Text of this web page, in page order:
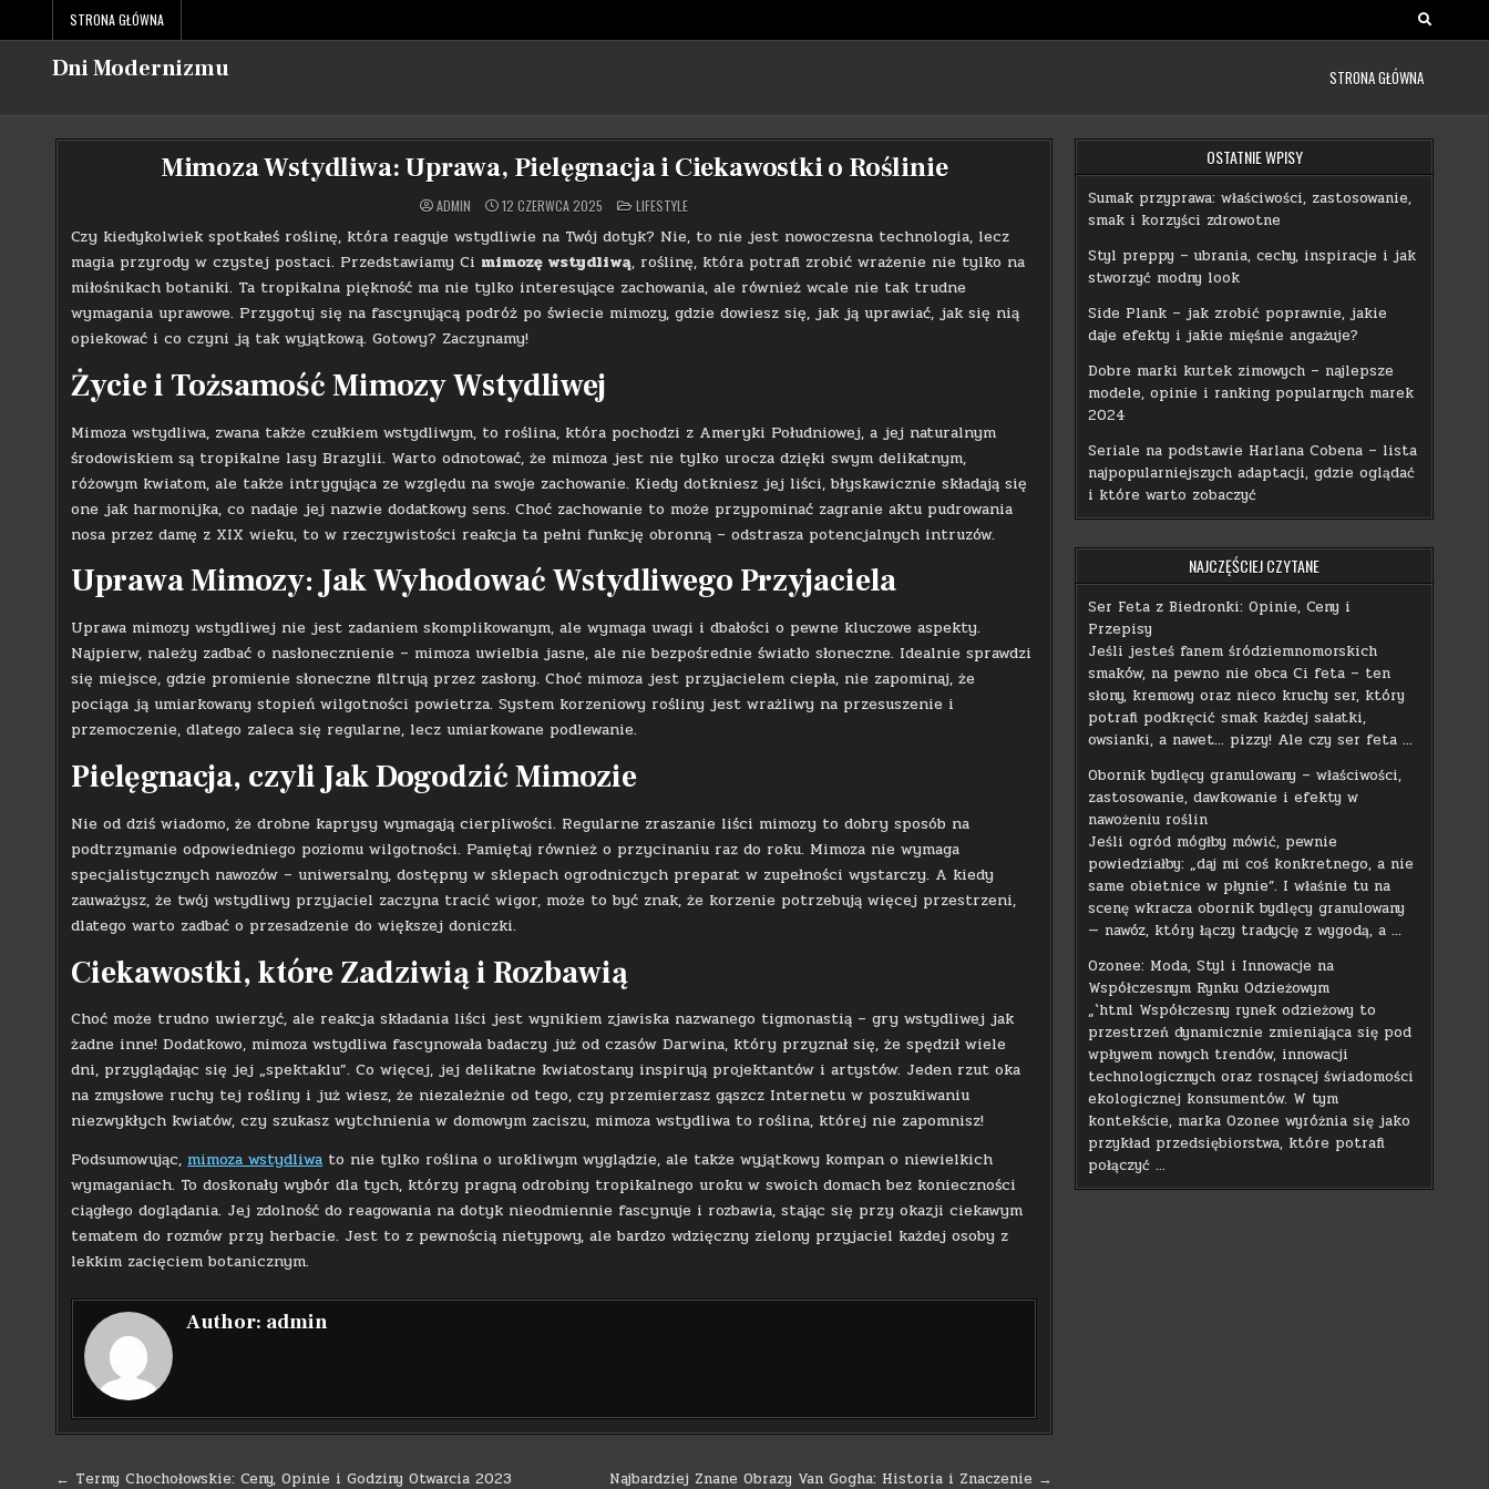
content
STRONA GŁÓWNA
Dni Modernizmu STRONA GŁÓWNA
Mimoza Wstydliwa: Uprawa, Pielęgnacja i Ciekawostki o Roślinie
ADMIN 12 CZERWCA 2025 POSTED
IN
LIFESTYLE
Czy kiedykolwiek spotkałeś roślinę, która reaguje wstydliwie na Twój dotyk? Nie, to nie jest nowoczesna technologia, lecz
magia przyrody w czystej postaci. Przedstawiamy Ci mimozę wstydliwą, roślinę, która potrafi zrobić wrażenie nie tylko na
miłośnikach botaniki. Ta tropikalna piękność ma nie tylko interesujące zachowania, ale również wcale nie tak trudne
wymagania uprawowe. Przygotuj się na fascynującą podróż po świecie mimozy, gdzie dowiesz się, jak ją uprawiać, jak się nią
opiekować i co czyni ją tak wyjątkową. Gotowy? Zaczynamy!
Życie i Tożsamość Mimozy Wstydliwej
Mimoza wstydliwa, zwana także czułkiem wstydliwym, to roślina, która pochodzi z Ameryki Południowej, a jej naturalnym
środowiskiem są tropikalne lasy Brazylii. Warto odnotować, że mimoza jest nie tylko urocza dzięki swym delikatnym,
różowym kwiatom, ale także intrygująca ze względu na swoje zachowanie. Kiedy dotkniesz jej liści, błyskawicznie składają się
one jak harmonijka, co nadaje jej nazwie dodatkowy sens. Choć zachowanie to może przypominać zagranie aktu pudrowania
nosa przez damę z XIX wieku, to w rzeczywistości reakcja ta pełni funkcję obronną – odstrasza potencjalnych intruzów.
Uprawa Mimozy: Jak Wyhodować Wstydliwego Przyjaciela
Uprawa mimozy wstydliwej nie jest zadaniem skomplikowanym, ale wymaga uwagi i dbałości o pewne kluczowe aspekty.
Najpierw, należy zadbać o nasłonecznienie – mimoza uwielbia jasne, ale nie bezpośrednie światło słoneczne. Idealnie sprawdzi
się miejsce, gdzie promienie słoneczne filtrują przez zasłony. Choć mimoza jest przyjacielem ciepła, nie zapominaj, że
pociąga ją umiarkowany stopień wilgotności powietrza. System korzeniowy rośliny jest wrażliwy na przesuszenie i
przemoczenie, dlatego zaleca się regularne, lecz umiarkowane podlewanie.
Pielęgnacja, czyli Jak Dogodzić Mimozie
Nie od dziś wiadomo, że drobne kaprysy wymagają cierpliwości. Regularne zraszanie liści mimozy to dobry sposób na
podtrzymanie odpowiedniego poziomu wilgotności. Pamiętaj również o przycinaniu raz do roku. Mimoza nie wymaga
specjalistycznych nawozów – uniwersalny, dostępny w sklepach ogrodniczych preparat w zupełności wystarczy. A kiedy
zauważysz, że twój wstydliwy przyjaciel zaczyna tracić wigor, może to być znak, że korzenie potrzebują więcej przestrzeni,
dlatego warto zadbać o przesadzenie do większej doniczki.
Ciekawostki, które Zadziwią i Rozbawią
Choć może trudno uwierzyć, ale reakcja składania liści jest wynikiem zjawiska nazwanego tigmonastią – gry wstydliwej jak
żadne inne! Dodatkowo, mimoza wstydliwa fascynowała badaczy już od czasów Darwina, który przyznał się, że spędził wiele
dni, przyglądając się jej „spektaklu”. Co więcej, jej delikatne kwiatostany inspirują projektantów i artystów. Jeden rzut oka
na zmysłowe ruchy tej rośliny i już wiesz, że niezależnie od tego, czy przemierzasz gąszcz Internetu w poszukiwaniu
niezwykłych kwiatów, czy szukasz wytchnienia w domowym zaciszu, mimoza wstydliwa to roślina, której nie zapomnisz!
Podsumowując,mimoza wstydliwato nie tylko roślina o urokliwym wyglądzie, ale także wyjątkowy kompan o niewielkich
wymaganiach. To doskonały wybór dla tych, którzy pragną odrobiny tropikalnego uroku w swoich domach bez konieczności
ciągłego doglądania. Jej zdolność do reagowania na dotyk nieodmiennie fascynuje i rozbawia, stając się przy okazji ciekawym
tematem do rozmów przy herbacie. Jest to z pewnością nietypowy, ale bardzo wdzięczny zielony przyjaciel każdej osoby z
lekkim zacięciem botanicznym.
Author: admin
Najbardziej Znane Obrazy Van Gogha: Historia i Znaczenie →
← Termy Chochołowskie: Ceny, Opinie i Godziny Otwarcia 2023
OSTATNIE WPISY
Sumak przyprawa: właściwości, zastosowanie,
smak i korzyści zdrowotne
Styl preppy – ubrania, cechy, inspiracje i jak
stworzyć modny look
Side Plank – jak zrobić poprawnie, jakie
daje efekty i jakie mięśnie angażuje?
Dobre marki kurtek zimowych – najlepsze
modele, opinie i ranking popularnych marek
2024
Seriale na podstawie Harlana Cobena – lista
najpopularniejszych adaptacji, gdzie oglądać
i które warto zobaczyć
NAJCZĘŚCIEJ CZYTANE
Ser Feta z Biedronki: Opinie, Ceny i
Przepisy
Jeśli jesteś fanem śródziemnomorskich
smaków, na pewno nie obca Ci feta – ten
słony, kremowy oraz nieco kruchy ser, który
potrafi podkręcić smak każdej sałatki,
owsianki, a nawet… pizzy! Ale czy ser feta …
Obornik bydlęcy granulowany – właściwości,
zastosowanie, dawkowanie i efekty w
nawożeniu roślin
Jeśli ogród mógłby mówić, pewnie
powiedziałby: „daj mi coś konkretnego, a nie
same obietnice w płynie”. I właśnie tu na
scenę wkracza obornik bydlęcy granulowany
— nawóz, który łączy tradycję z wygodą, a …
Ozonee: Moda, Styl i Innowacje na
Współczesnym Rynku Odzieżowym
„`html Współczesny rynek odzieżowy to
przestrzeń dynamicznie zmieniająca się pod
wpływem nowych trendów, innowacji
technologicznych oraz rosnącej świadomości
ekologicznej konsumentów. W tym
kontekście, marka Ozonee wyróżnia się jako
przykład przedsiębiorstwa, które potrafi
połączyć …